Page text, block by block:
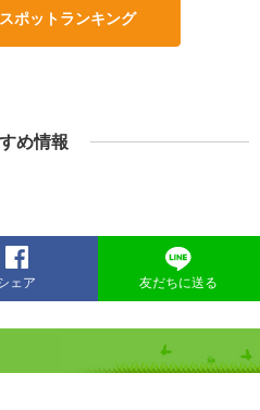
ポットランキング
め情報
ェア 友だちに送る